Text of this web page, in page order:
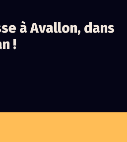
à Avallon, dans
!